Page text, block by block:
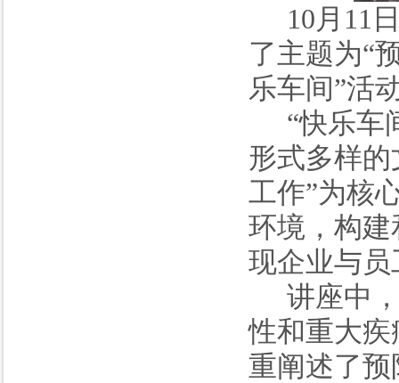
10月11
了主题为“
乐车间”活
“快乐车
形式多样
工作”为核
环境，构
现企业与
讲座中
性和重大
重阐述了预